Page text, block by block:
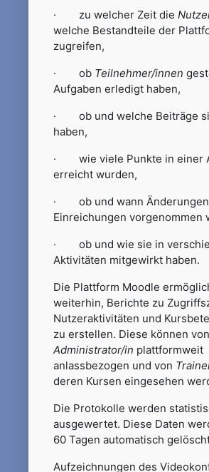
· zu welcher Zeit die
welche Bestandteile der
zugreifen,
· ob Teilnehmer/innen
Aufgaben erledigt haben,
· ob und welche Beiträge
haben,
· wie viele Punkte in einer
erreicht wurden,
· ob und wann Änderungen
Einreichungen vorgenommen
· ob und wie sie in
Aktivitäten mitgewirkt haben.
Die Plattform Moodle
weiterhin, Berichte zu
Nutzeraktivitäten und
zu erstellen. Diese können
Administrator/in plattformweit
anlassbezogen und von
deren Kursen eingesehen
Die Protokolle werden
ausgewertet. Diese Daten
60 Tagen automatisch
Aufzeichnungen des